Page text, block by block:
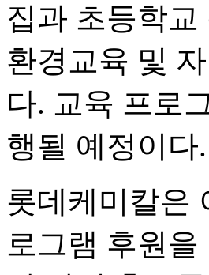
집과 초등학
환경교육 및
다. 교육 프로
행될 예정이다.
롯데케미칼은
로그램 후원